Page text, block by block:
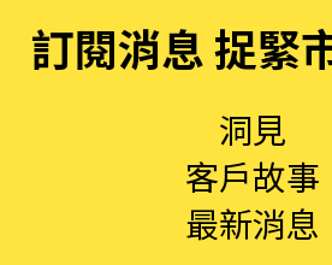
訂閱消息 捉緊
洞見
客戶故事
最新消息